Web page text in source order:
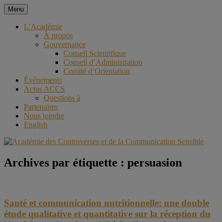
Aller
au
contenu
Académie des Controverses et
de la Communication Sensible
Menu
L’Académie
À propos
Gouvernance
Conseil Scientifique
Conseil d’Administration
Comité d’Orientation
Événements
Actus ACCS
Questions à
Partenaires
Nous joindre
English
Archives par étiquette : persuasion
Santé et communication nutritionnelle: une double
étude qualitative et quantitative sur la réception du